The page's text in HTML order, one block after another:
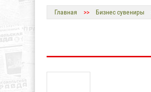
Главная >> Бизнес сувениры